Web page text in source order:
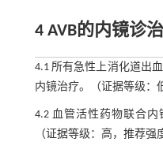
4 AVB的内镜诊治
4.1 所有急性上消化道出
内镜治疗。（证据等级：
4.2 血管活性药物联合内
（证据等级：高，推荐强